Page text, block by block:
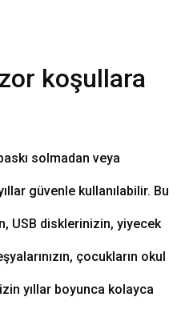
koşullara
solmadan veya
güvenle kullanılabilir. Bu
USB disklerinizin, yiyecek
çocukların okul
yıllar boyunca kolayca